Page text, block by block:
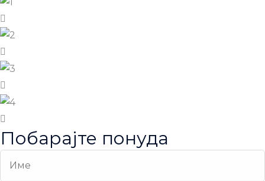
Побарајте понуда